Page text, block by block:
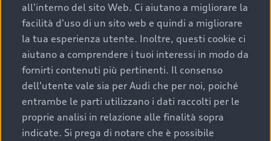
completa della vettura certifica una manutenzione
costante e accurata;
condizioni della carrozzeria e degli interni: una
buona conservazione evidenzia cura e attenzione del
precedente proprietario;
efficienza meccanica: motore, trasmissione e
componenti principali in ottimo stato garantiscono
prestazioni affidabili e sicure.
all'interno del sito Web. Ci aiutano a migliorare la
facilità d'uso di un sito web e quindi a migliorare
la tua esperienza utente. Inoltre, questi cookie ci
aiutano a comprendere i tuoi interessi in modo da
fornirti contenuti più pertinenti. Il consenso
dell'utente vale sia per Audi che per noi, poiché
entrambe le parti utilizzano i dati raccolti per le
proprie analisi in relazione alle finalità sopra
indicate. Si prega di notare che è possibile